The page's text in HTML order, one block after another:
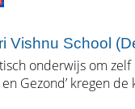
Vishnu School
onderwijs om
Gezond’ kregen